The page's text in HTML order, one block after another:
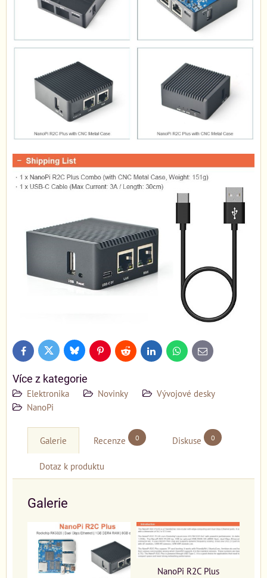
FacebookTwitter BlueskyPinterestReddit LinkedInWhatsApp
E-
mail
Více z kategorie
Elektronika Novinky
Vývojové desky
NanoPi
Galerie Recenze 0 Diskuse 0
Dotaz k produktu
Galerie
NanoPi R2C Plus